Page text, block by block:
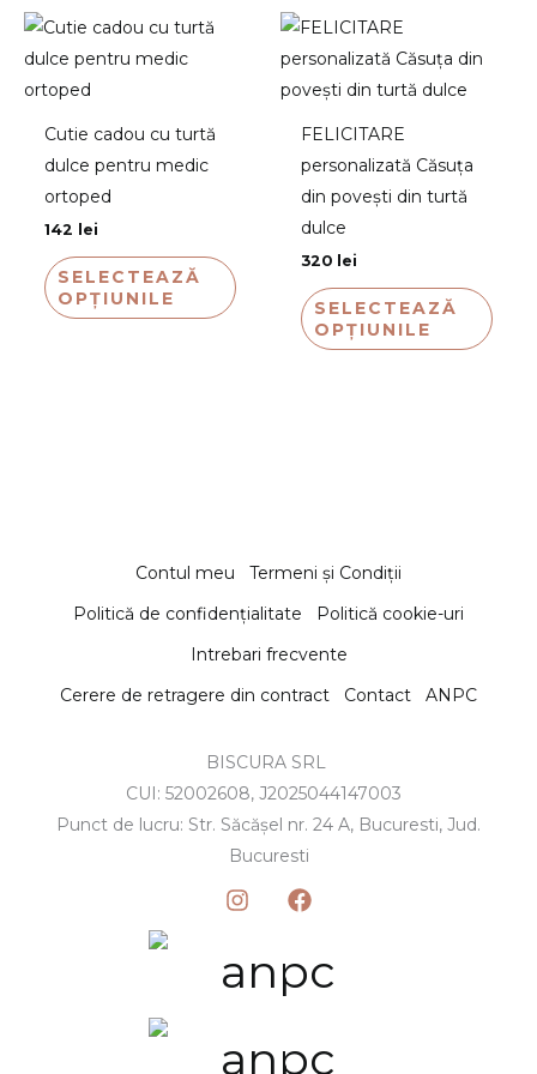
Cutie cadou cu turtă
dulce pentru medic
ortoped
142 lei
SELECTEAZĂ
OPȚIUNILE
FELICITARE
personalizată Căsuța
din povești din turtă
dulce
320 lei
SELECTEAZĂ
OPȚIUNILE
Contul meu
Termeni și Condiții
Politică de confidențialitate
Politică cookie-uri
Intrebari frecvente
Cerere de retragere din contract
Contact ANPC
BISCURA SRL
CUI: 52002608, J2025044147003
Punct de lucru: Str. Săcășel nr. 24 A, Bucuresti, Jud.
Bucuresti